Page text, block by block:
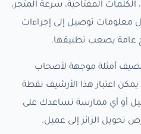
المفتاحية، سرعة المتجر،
معلومات توصيل إلى إجراءات
عامة يصعب تطبيقها.
أمثلة موجهة لأصحاب
يمكن اعتبار هذا الأرشيف نقطة
أو أي ممارسة تساعدك على
تحويل الزائر إلى عميل.